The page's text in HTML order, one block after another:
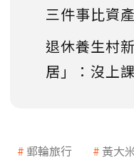
三件事比資
退休養生村
居」：沒上
郵輪旅行 黃大